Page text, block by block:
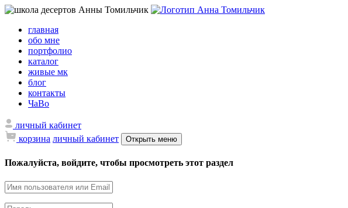
главная
обо мне
портфолио
каталог
живые мк
блог
контакты
ЧаВо
личный кабинет
корзина личный кабинет Открыть меню
Пожалуйста, войдите, чтобы просмотреть этот раздел